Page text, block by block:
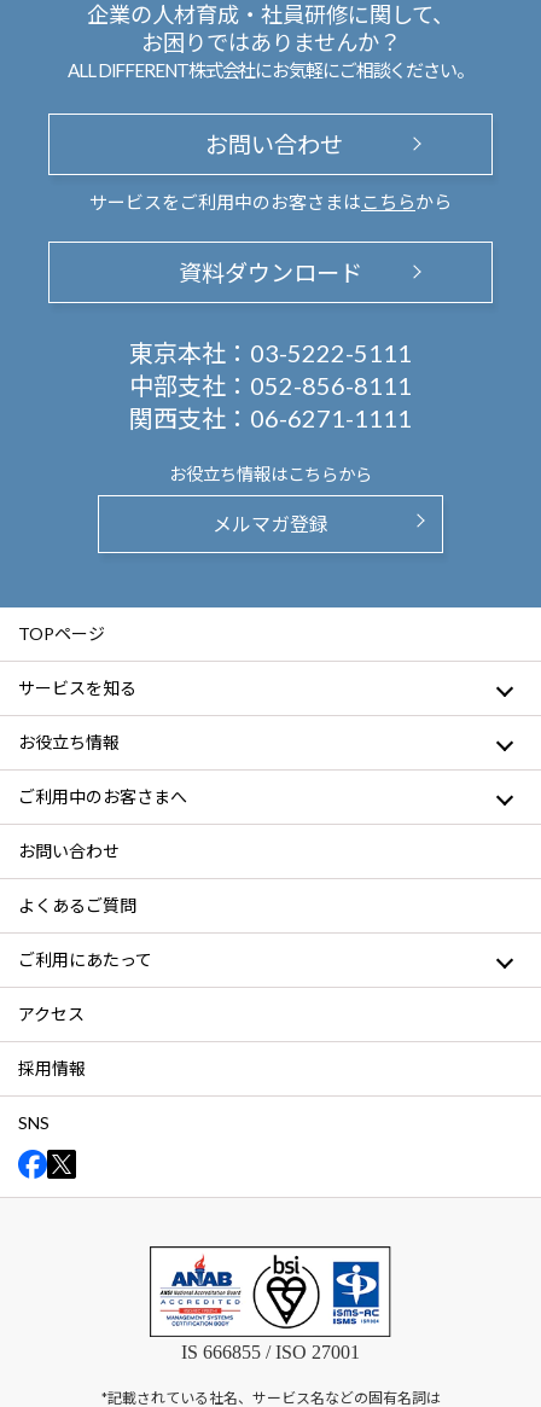
企業の人材育成・社員研修に関して、
お困りではありませんか？
ALL DIFFERENT株式会社にお気軽にご相談ください。
お問い合わせ
サービスをご利用中のお客さまは こちらから
資料ダウンロード
東京本社： 03-5222-5111
中部支社： 052-856-8111
関西支社： 06-6271-1111
お役立ち情報はこちらから
メルマガ登録
TOPページ
サービスを知る
お役立ち情報
ご利用中のお客さまへ
お問い合わせ
よくあるご質問
ご利用にあたって
アクセス
採用情報
SNS
IS 666855 / ISO 27001
*記載されている社名、サービス名などの固有名詞は